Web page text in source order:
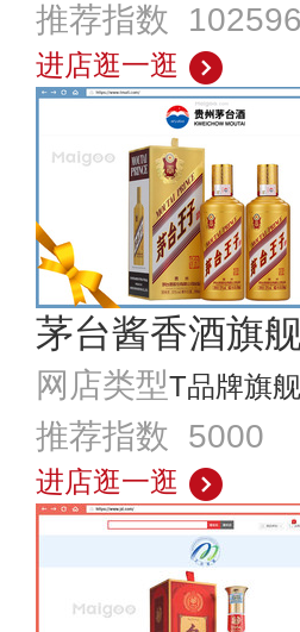
推荐指数 102596
进店逛一逛
茅台酱香酒旗
网店类型T品牌旗
推荐指数 5000
进店逛一逛